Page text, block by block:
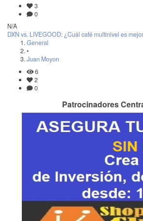
3
0
N/A
DXN vs. LIVEGOOD: ¿Cuál café multinivel es
General
•
Juan Moyon
6
2
0
Patrocinadores